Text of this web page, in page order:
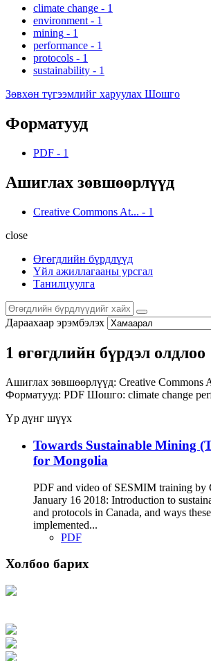
climate change - 1
environment - 1
mining - 1
performance - 1
protocols - 1
sustainability - 1
Зөвхөн түгээмлийг харуулах Шошго
Форматууд
PDF - 1
Ашиглах зөвшөөрлүүд
Creative Commons At... - 1
close
Өгөгдлийн бүрдлүүд
Үйл ажиллагааны урсгал
Танилцуулга
Дараахаар эрэмбэлэх
1 өгөгдлийн бүрдэл олдлоо
Ашиглах зөвшөөрлүүд: Creative Commons
Форматууд: PDF Шошго: climate change
Үр дүнг шүүх
Towards Sustainable Mining
for Mongolia
PDF and video of SESMIM training by
January 16 2018: Introduction to
and protocols in Canada, and ways
implemented...
PDF
Холбоо барих